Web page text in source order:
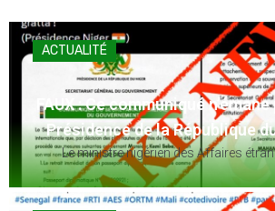
ACTUALITÉ
FAUX : Ce communiqué
Présidence de la République
Le ministre nigérien des Affaires